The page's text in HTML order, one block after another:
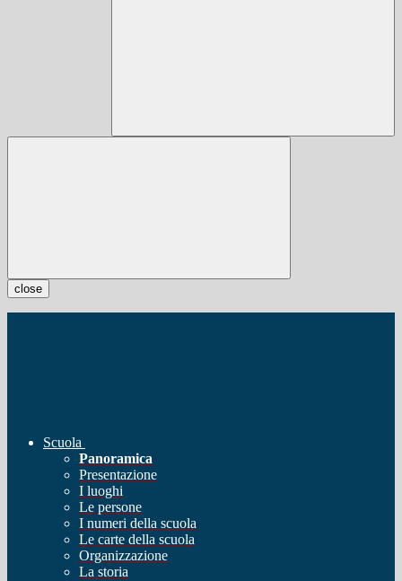
close
Scuola
Panoramica
Presentazione
I luoghi
Le persone
I numeri della scuola
Le carte della scuola
Organizzazione
La storia